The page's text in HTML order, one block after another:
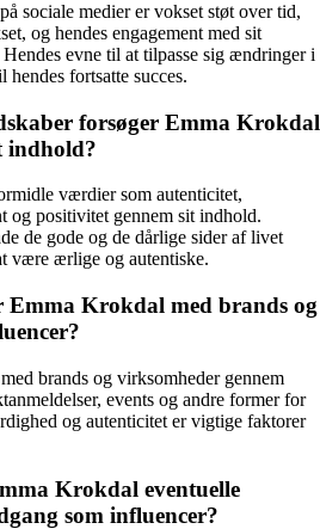
sociale medier er vokset støt over tid,
og hendes engagement med sit
evne til at tilpasse sig ændringer i
hendes fortsatte succes.
forsøger Emma Krokdal
indhold?
værdier som autenticitet,
og positivitet gennem sit indhold.
de gode og de dårlige sider af livet
være ærlige og autentiske.
Emma Krokdal med brands og
brands og virksomheder gennem
events og andre former for
og autenticitet er vigtige faktorer
Krokdal eventuelle
som influencer?